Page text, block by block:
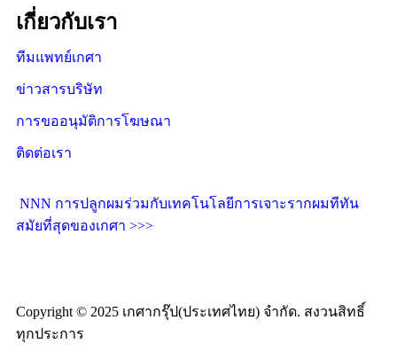
เกี่ยวกับเรา
ทีมแพทย์เกศา
ข่าวสารบริษัท
การขออนุมัติการโฆษณา
ติดต่อเรา
NNN การปลูกผมร่วมกับเทคโนโลยีการเจาะรากผมทีทัน
สมัยที่สุดของเกศา >>>
Copyright © 2025 เกศากรุ๊ป(ประเทศไทย) จำกัด. สงวนสิทธิ์
ทุกประการ